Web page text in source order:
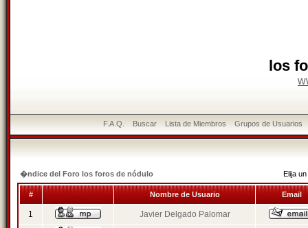
los
F.A.Q. Buscar Lista de Miembros Grupos de Usuarios
�ndice del Foro los foros de nódulo Elija
# Nombre de Usuario Email
1 Javier Delgado Palomar